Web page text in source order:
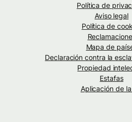
Política de
Aviso legal
Política de
Mapa de
Declaración contra la
Propiedad
Estafas
Aplicación de